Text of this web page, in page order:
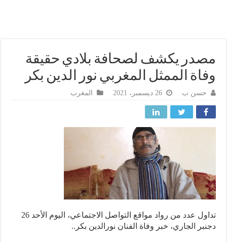
يكشف لصحافة بلادي حقيقة
الممثل المغربي نور الدين بكر
حسن ب المغرب
تداول عدد من رواد مواقع التواصل الاجتماعي، اليوم الأحد 26
الجاري، خبر وفاة الفنان نورالدين بكر..